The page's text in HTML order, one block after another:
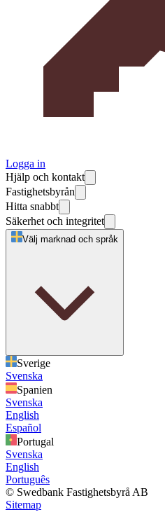
Logga in
Hjälp och kontakt
Fastighetsbyrån
Hitta snabbt
Säkerhet och integritet
Välj marknad och språk
Sverige
Svenska
Spanien
Svenska
English
Español
Portugal
Svenska
English
Português
© Swedbank Fastighetsbyrå AB
Sitemap